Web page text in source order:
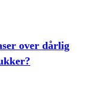
over dårlig